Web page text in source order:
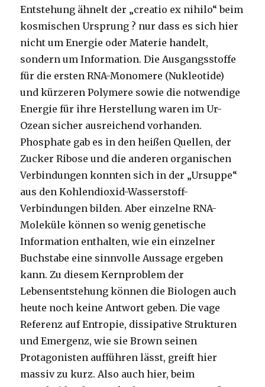
Entstehung ähnelt der „creatio ex nihilo“ beim
kosmischen Ursprung ? nur dass es sich hier
nicht um Energie oder Materie handelt,
sondern um Information. Die Ausgangsstoffe
für die ersten RNA-Monomere (Nukleotide)
und kürzeren Polymere sowie die notwendige
Energie für ihre Herstellung waren im Ur-
Ozean sicher ausreichend vorhanden.
Phosphate gab es in den heißen Quellen, der
Zucker Ribose und die anderen organischen
Verbindungen konnten sich in der „Ursuppe“
aus den Kohlendioxid-Wasserstoff-
Verbindungen bilden. Aber einzelne RNA-
Moleküle können so wenig genetische
Information enthalten, wie ein einzelner
Buchstabe eine sinnvolle Aussage ergeben
kann. Zu diesem Kernproblem der
Lebensentstehung können die Biologen auch
heute noch keine Antwort geben. Die vage
Referenz auf Entropie, dissipative Strukturen
und Emergenz, wie sie Brown seinen
Protagonisten aufführen lässt, greift hier
massiv zu kurz. Also auch hier, beim